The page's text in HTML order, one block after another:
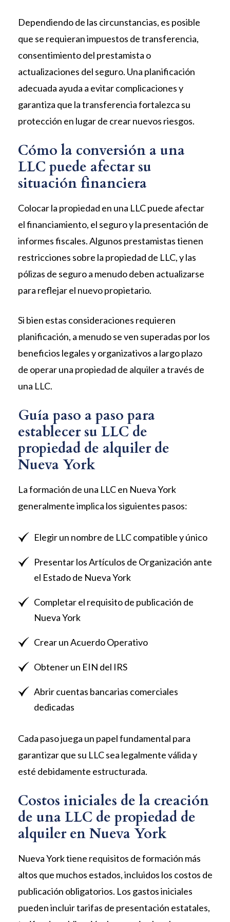
Dependiendo de las circunstancias, es posible
que se requieran impuestos de transferencia,
consentimiento del prestamista o
actualizaciones del seguro. Una planificación
adecuada ayuda a evitar complicaciones y
garantiza que la transferencia fortalezca su
protección en lugar de crear nuevos riesgos.
Cómo la conversión a una
LLC puede afectar su
situación financiera
Colocar la propiedad en una LLC puede afectar
el financiamiento, el seguro y la presentación de
informes fiscales. Algunos prestamistas tienen
restricciones sobre la propiedad de LLC, y las
pólizas de seguro a menudo deben actualizarse
para reflejar el nuevo propietario.
Si bien estas consideraciones requieren
planificación, a menudo se ven superadas por los
beneficios legales y organizativos a largo plazo
de operar una propiedad de alquiler a través de
una LLC.
Guía paso a paso para
establecer su LLC de
propiedad de alquiler de
Nueva York
La formación de una LLC en Nueva York
generalmente implica los siguientes pasos:
Elegir un nombre de LLC compatible y único
Presentar los Artículos de Organización ante
el Estado de Nueva York
Completar el requisito de publicación de
Nueva York
Crear un Acuerdo Operativo
Obtener un EIN del IRS
Abrir cuentas bancarias comerciales
dedicadas
Cada paso juega un papel fundamental para
garantizar que su LLC sea legalmente válida y
esté debidamente estructurada.
Costos iniciales de la creación
de una LLC de propiedad de
alquiler en Nueva York
Nueva York tiene requisitos de formación más
altos que muchos estados, incluidos los costos de
publicación obligatorios. Los gastos iniciales
pueden incluir tarifas de presentación estatales,